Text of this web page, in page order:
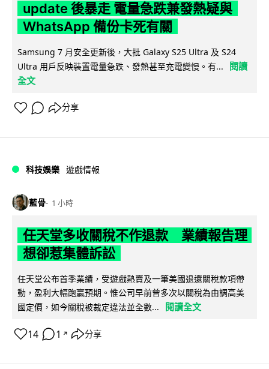
update 後暴走 電量急跌兼發熱疑與
WhatsApp 備份卡死有關
Samsung 7 月安全更新後，大批 Galaxy S25 Ultra 及 S24
Ultra 用戶反映裝置電量急跌、發熱甚至充電變慢。有...
閱讀
全文
分享
科技娛樂 遊戲情報
藍骨 1 小時
任天堂多收關稅不作退款 業績報告理
想卻惹集體訴訟
任天堂公布首季業績，受遊戲熱賣及一筆美國退還關稅款項帶
動，盈利大幅跑贏預期。惟公司早前曾多次以關稅為由調高美
國定價，如今關稅被裁定違法並全數...
閱讀全文
14 1 ↗ 分享